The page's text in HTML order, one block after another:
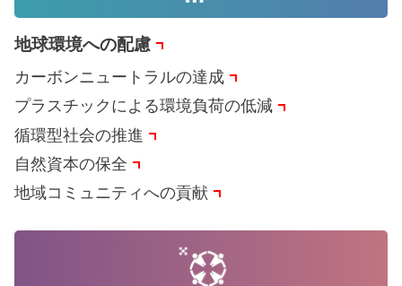
地球環境への配慮
カーボンニュートラルの達成
プラスチックによる環境負荷の低減
循環型社会の推進
自然資本の保全
地域コミュニティへの貢献